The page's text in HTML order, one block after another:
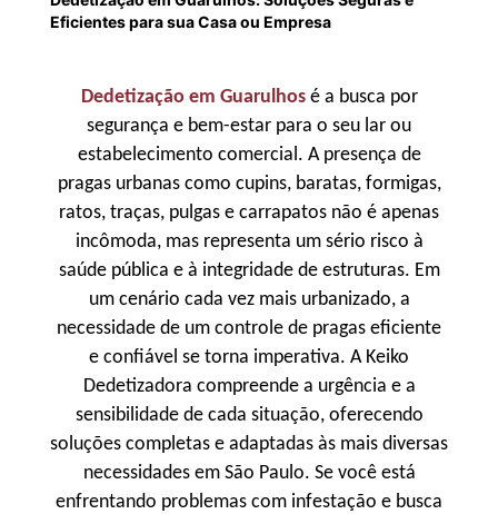
Eficientes para sua Casa ou Empresa
Dedetização em Guarulhosé a busca por
segurança e bem-estar para o seu lar ou
estabelecimento comercial. A presença de
pragas urbanas como cupins, baratas, formigas,
ratos, traças, pulgas e carrapatos não é apenas
incômoda, mas representa um sério risco à
saúde pública e à integridade de estruturas. Em
um cenário cada vez mais urbanizado, a
necessidade de um controle de pragas eficiente
e confiável se torna imperativa. A Keiko
Dedetizadora compreende a urgência e a
sensibilidade de cada situação, oferecendo
soluções completas e adaptadas às mais diversas
necessidades em São Paulo. Se você está
enfrentando problemas com infestação e busca